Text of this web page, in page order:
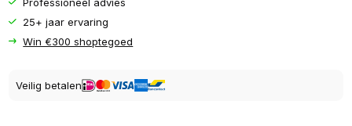
25+ jaar ervaring
Win €300 shoptegoed
Veilig betalen